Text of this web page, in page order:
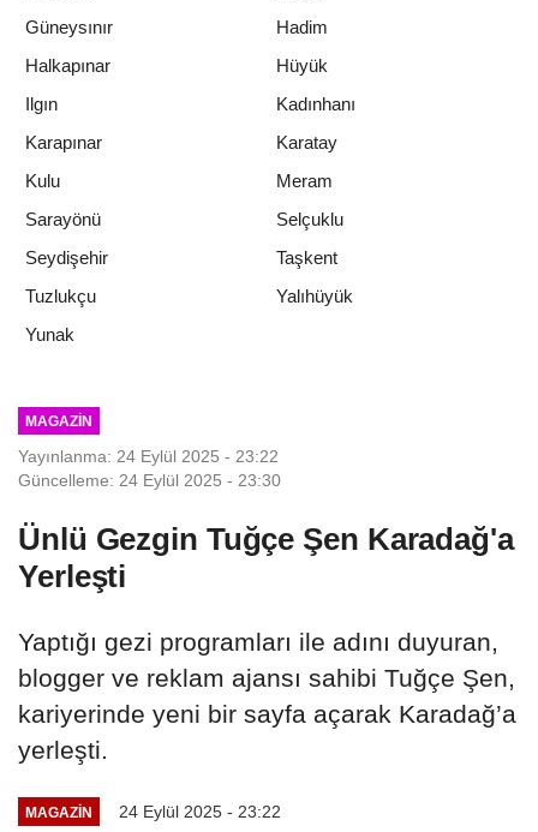
Güneysınır
Hadim
Halkapınar
Hüyük
Ilgın
Kadınhanı
Karapınar
Karatay
Kulu
Meram
Sarayönü
Selçuklu
Seydişehir
Taşkent
Tuzlukçu
Yalıhüyük
Yunak
MAGAZIN
Yayınlanma: 24 Eylül 2025 - 23:22
Güncelleme: 24 Eylül 2025 - 23:30
Ünlü Gezgin Tuğçe Şen Karadağ'a
Yerleşti
Yaptığı gezi programları ile adını duyuran,
blogger ve reklam ajansı sahibi Tuğçe Şen,
kariyerinde yeni bir sayfa açarak Karadağ’a
yerleşti.
MAGAZIN 24 Eylül 2025 - 23:22